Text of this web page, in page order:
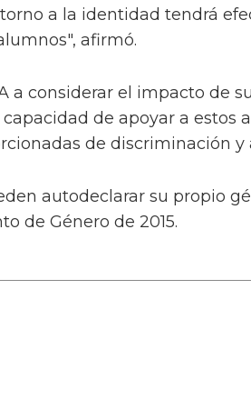
a la identidad tendrá
afirmó.
a considerar el impacto de
de apoyar a estos
de discriminación y
autodeclarar su propio
de Género de 2015.